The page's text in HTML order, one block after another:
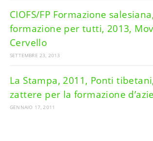
CIOFS/FP Formazione
formazione per tutti, 2013,
Cervello
SETTEMBRE 23, 2013
La Stampa, 2011, Ponti
zattere per la formazione
GENNAIO 17, 2011